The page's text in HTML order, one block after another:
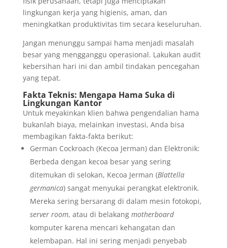
lingkungan kerja yang higienis, aman, dan
meningkatkan produktivitas tim secara keseluruhan.
Jangan menunggu sampai hama menjadi masalah
besar yang mengganggu operasional. Lakukan audit
kebersihan hari ini dan ambil tindakan pencegahan
yang tepat.
Fakta Teknis: Mengapa Hama Suka di
Lingkungan Kantor
Untuk meyakinkan klien bahwa pengendalian hama
bukanlah biaya, melainkan investasi, Anda bisa
membagikan fakta-fakta berikut:
German Cockroach (Kecoa Jerman) dan Elektronik:
Berbeda dengan kecoa besar yang sering
ditemukan di selokan, Kecoa Jerman (Blattella
germanica) sangat menyukai perangkat elektronik.
Mereka sering bersarang di dalam mesin fotokopi,
server room, atau di belakang motherboard
komputer karena mencari kehangatan dan
kelembapan. Hal ini sering menjadi penyebab